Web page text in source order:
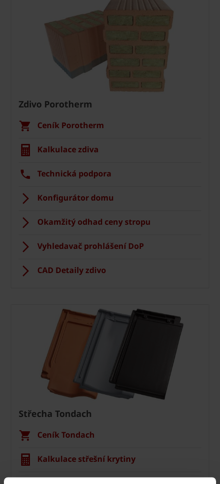
Zdivo Porotherm
Ceník Porotherm
Kalkulace zdiva
Technická podpora
Konfigurátor domu
Okamžitý odhad ceny stropu
Vyhledavač prohlášení DoP
CAD Detaily zdivo
Střecha Tondach
Ceník Tondach
Kalkulace střešní krytiny